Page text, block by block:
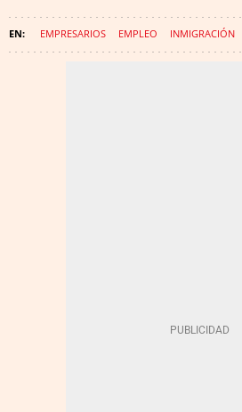
EMPRESARIOS EMPLEO INMIGRACIÓN